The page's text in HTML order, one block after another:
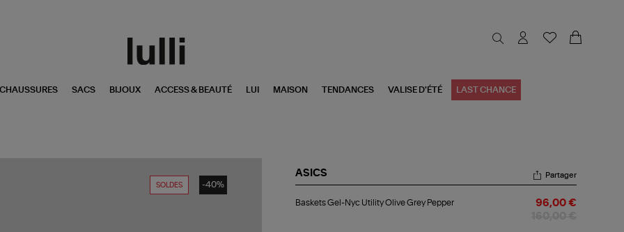
CHAUSSURES SACS BIJOUX ACCESS & BEAUTÉ LUI MAISON TENDANCES VALISE D'ÉTÉ LAST CHANCE
SOLDES -40%
ASICS
Gel-
Partager
Baskets Gel-Nyc Utility Olive Grey Pepper 96,00 €